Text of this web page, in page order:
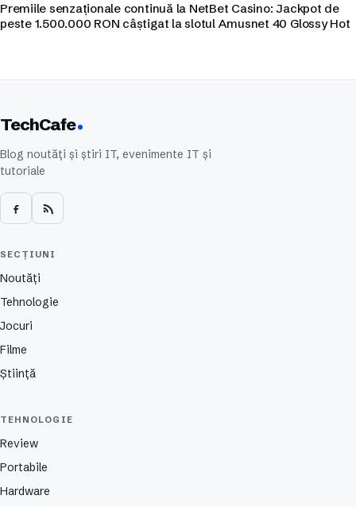
Premiile senzaționale continuă la NetBet Casino: Jackpot de
peste 1.500.000 RON câștigat la slotul Amusnet 40 Glossy Hot
TechCafe
Blog noutăți și știri IT, evenimente IT și
tutoriale
SECȚIUNI
Noutăți
Tehnologie
Jocuri
Filme
Știință
TEHNOLOGIE
Review
Portabile
Hardware